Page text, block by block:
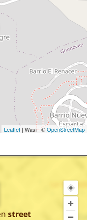
Leaflet | Wasi - ©OpenStreetMap
street